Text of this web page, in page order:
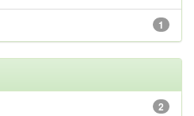
1
2